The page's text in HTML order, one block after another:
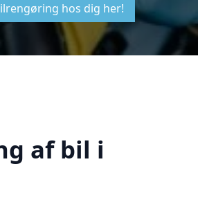
hos dig her!
af bil i